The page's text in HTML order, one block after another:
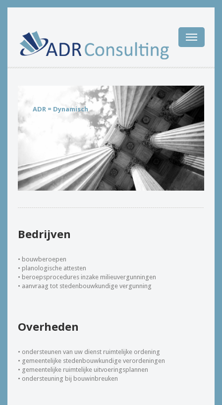
ADR = Dynamisch
Bedrijven
• bouwberoepen
• planologische attesten
• beroepsprocedures inzake milieuvergunningen
• aanvraag tot stedenbouwkundige vergunning
Overheden
• ondersteunen van uw dienst ruimtelijke ordening
• gemeentelijke stedenbouwkundige verordeningen
• gemeentelijke ruimtelijke uitvoeringsplannen
• ondersteuning bij bouwinbreuken